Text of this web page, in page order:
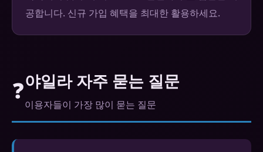
공합니다. 신규 가입 혜택을 최대한 활용하세요.
❓야일라 자주 묻는 질문
이용자들이 가장 많이 묻는 질문